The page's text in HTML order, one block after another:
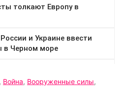
, Война, Вооруженные силы,